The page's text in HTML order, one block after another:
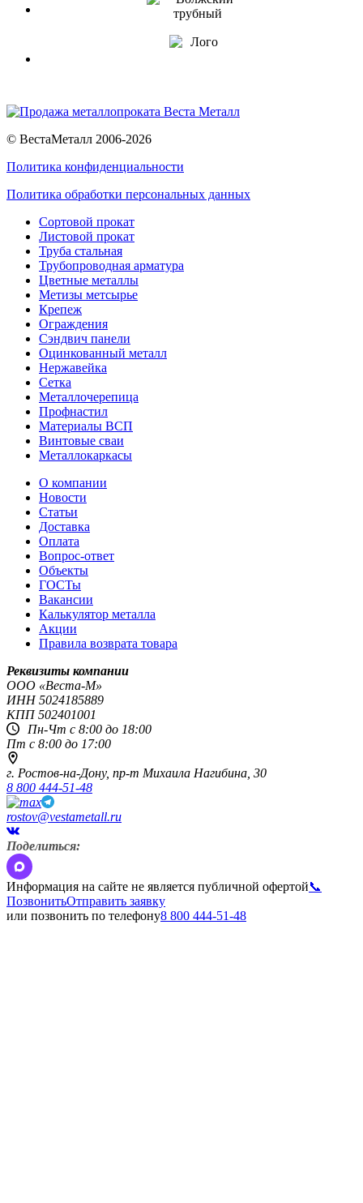
© ВестаМеталл 2006-2026
Политика конфиденциальности
Политика обработки персональных данных
Сортовой прокат
Листовой прокат
Труба стальная
Трубопроводная арматура
Цветные металлы
Метизы метсырье
Крепеж
Ограждения
Сэндвич панели
Оцинкованный металл
Нержавейка
Сетка
Металлочерепица
Профнастил
Материалы ВСП
Винтовые сваи
Металлокаркасы
О компании
Новости
Статьи
Доставка
Оплата
Вопрос-ответ
Объекты
ГОСТы
Вакансии
Калькулятор металла
Акции
Правила возврата товара
Реквизиты компании
OOO «Веста-М»
ИНН5024185889
КПП502401001
Пн-Чт с 8:00 до 18:00
Пт с 8:00 до 17:00
г. Ростов-на-Дону, пр-т Михаила Нагибина, 30
8 800 444-51-48
rostov@vestametall.ru
Поделиться:
Информация на сайте не является публичной офертой📞
ПозвонитьОтправить заявку
или позвонить по телефону8 800 444-51-48